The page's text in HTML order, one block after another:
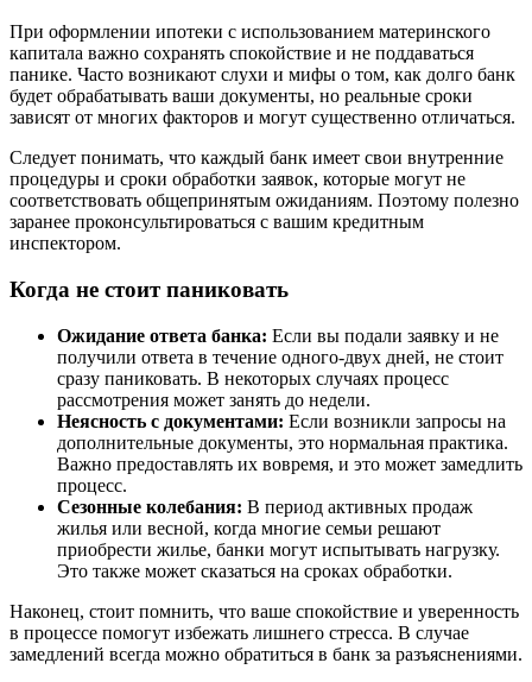
При оформлении ипотеки с использованием материнского
капитала важно сохранять спокойствие и не поддаваться
панике. Часто возникают слухи и мифы о том, как долго банк
будет обрабатывать ваши документы, но реальные сроки
зависят от многих факторов и могут существенно отличаться.
Следует понимать, что каждый банк имеет свои внутренние
процедуры и сроки обработки заявок, которые могут не
соответствовать общепринятым ожиданиям. Поэтому полезно
заранее проконсультироваться с вашим кредитным
инспектором.
Когда не стоит паниковать
Ожидание ответа банка: Если вы подали заявку и не
получили ответа в течение одного-двух дней, не стоит
сразу паниковать. В некоторых случаях процесс
рассмотрения может занять до недели.
Неясность с документами: Если возникли запросы на
дополнительные документы, это нормальная практика.
Важно предоставлять их вовремя, и это может замедлить
процесс.
Сезонные колебания: В период активных продаж
жилья или весной, когда многие семьи решают
приобрести жилье, банки могут испытывать нагрузку.
Это также может сказаться на сроках обработки.
Наконец, стоит помнить, что ваше спокойствие и уверенность
в процессе помогут избежать лишнего стресса. В случае
замедлений всегда можно обратиться в банк за разъяснениями.